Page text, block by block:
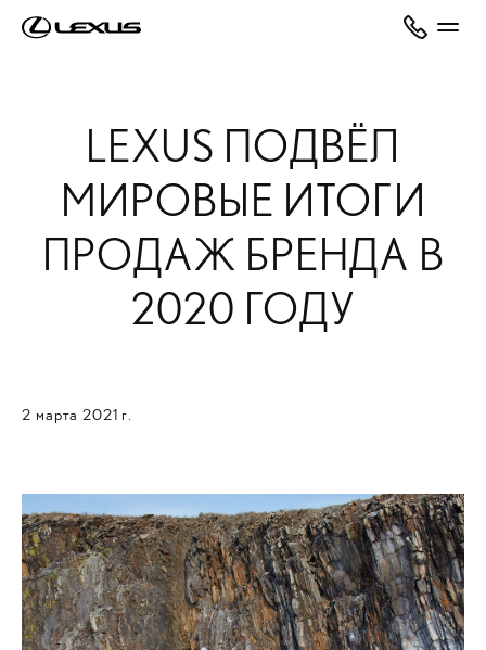
LEXUS ПОДВЁЛ
МИРОВЫЕ ИТОГИ
ПРОДАЖ БРЕНДА В
2020 ГОДУ
2 марта 2021 г.